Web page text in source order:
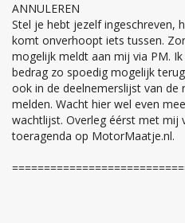
ANNULEREN
Stel je hebt jezelf ingeschreven,
komt onverhoopt iets tussen.
mogelijk meldt aan mij via PM.
bedrag zo spoedig mogelijk
ook in de deelnemerslijst van de
melden. Wacht hier wel even
wachtlijst. Overleg éérst met mij
toeragenda op MotorMaatje.nl.